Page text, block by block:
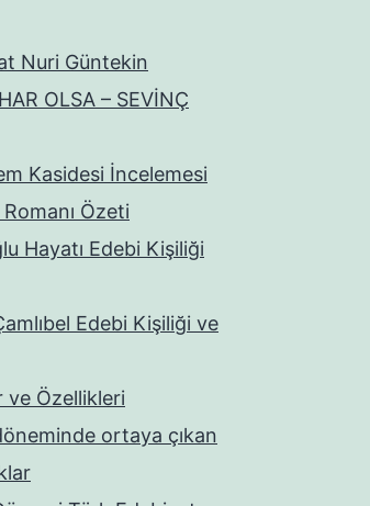
Nuri Güntekin
OLSA – SEVİNÇ
Kasidesi İncelemesi
Özeti
Hayatı Edebi Kişiliği
Edebi Kişiliği ve
ve Özellikleri
ortaya çıkan